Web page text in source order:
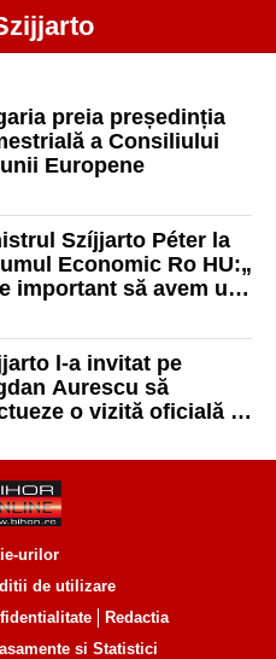
preia președinția
a Consiliului
Europene
Szíjjarto Péter la
Economic Ro HU:„
important să avem un
economic”
l-a invitat pe
Aurescu să
o vizită oficială în
urilor
de utilizare
Redactia